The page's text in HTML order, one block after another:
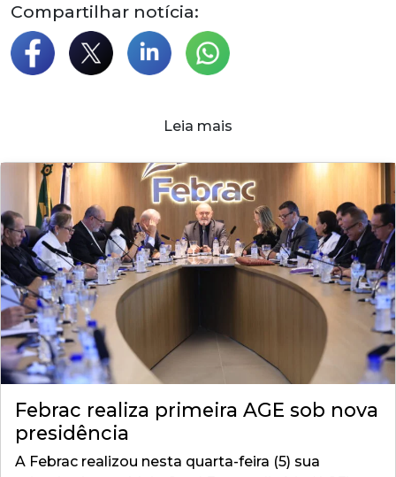
Compartilhar notícia:
Leia mais
Febrac realiza primeira AGE sob nova
presidência
A Febrac realizou nesta quarta-feira (5) sua